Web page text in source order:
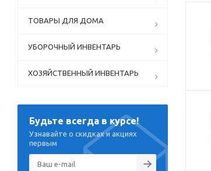
ТОВАРЫ ДЛЯ ДОМА
УБОРОЧНЫЙ ИНВЕНТАРЬ
ХОЗЯЙСТВЕННЫЙ ИНВЕНТАРЬ
Будьте всегда в курсе!
Узнавайте о скидках и акциях
первым